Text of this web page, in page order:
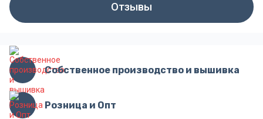
Отзывы
Собственное производство и вышивка
Розница и Опт